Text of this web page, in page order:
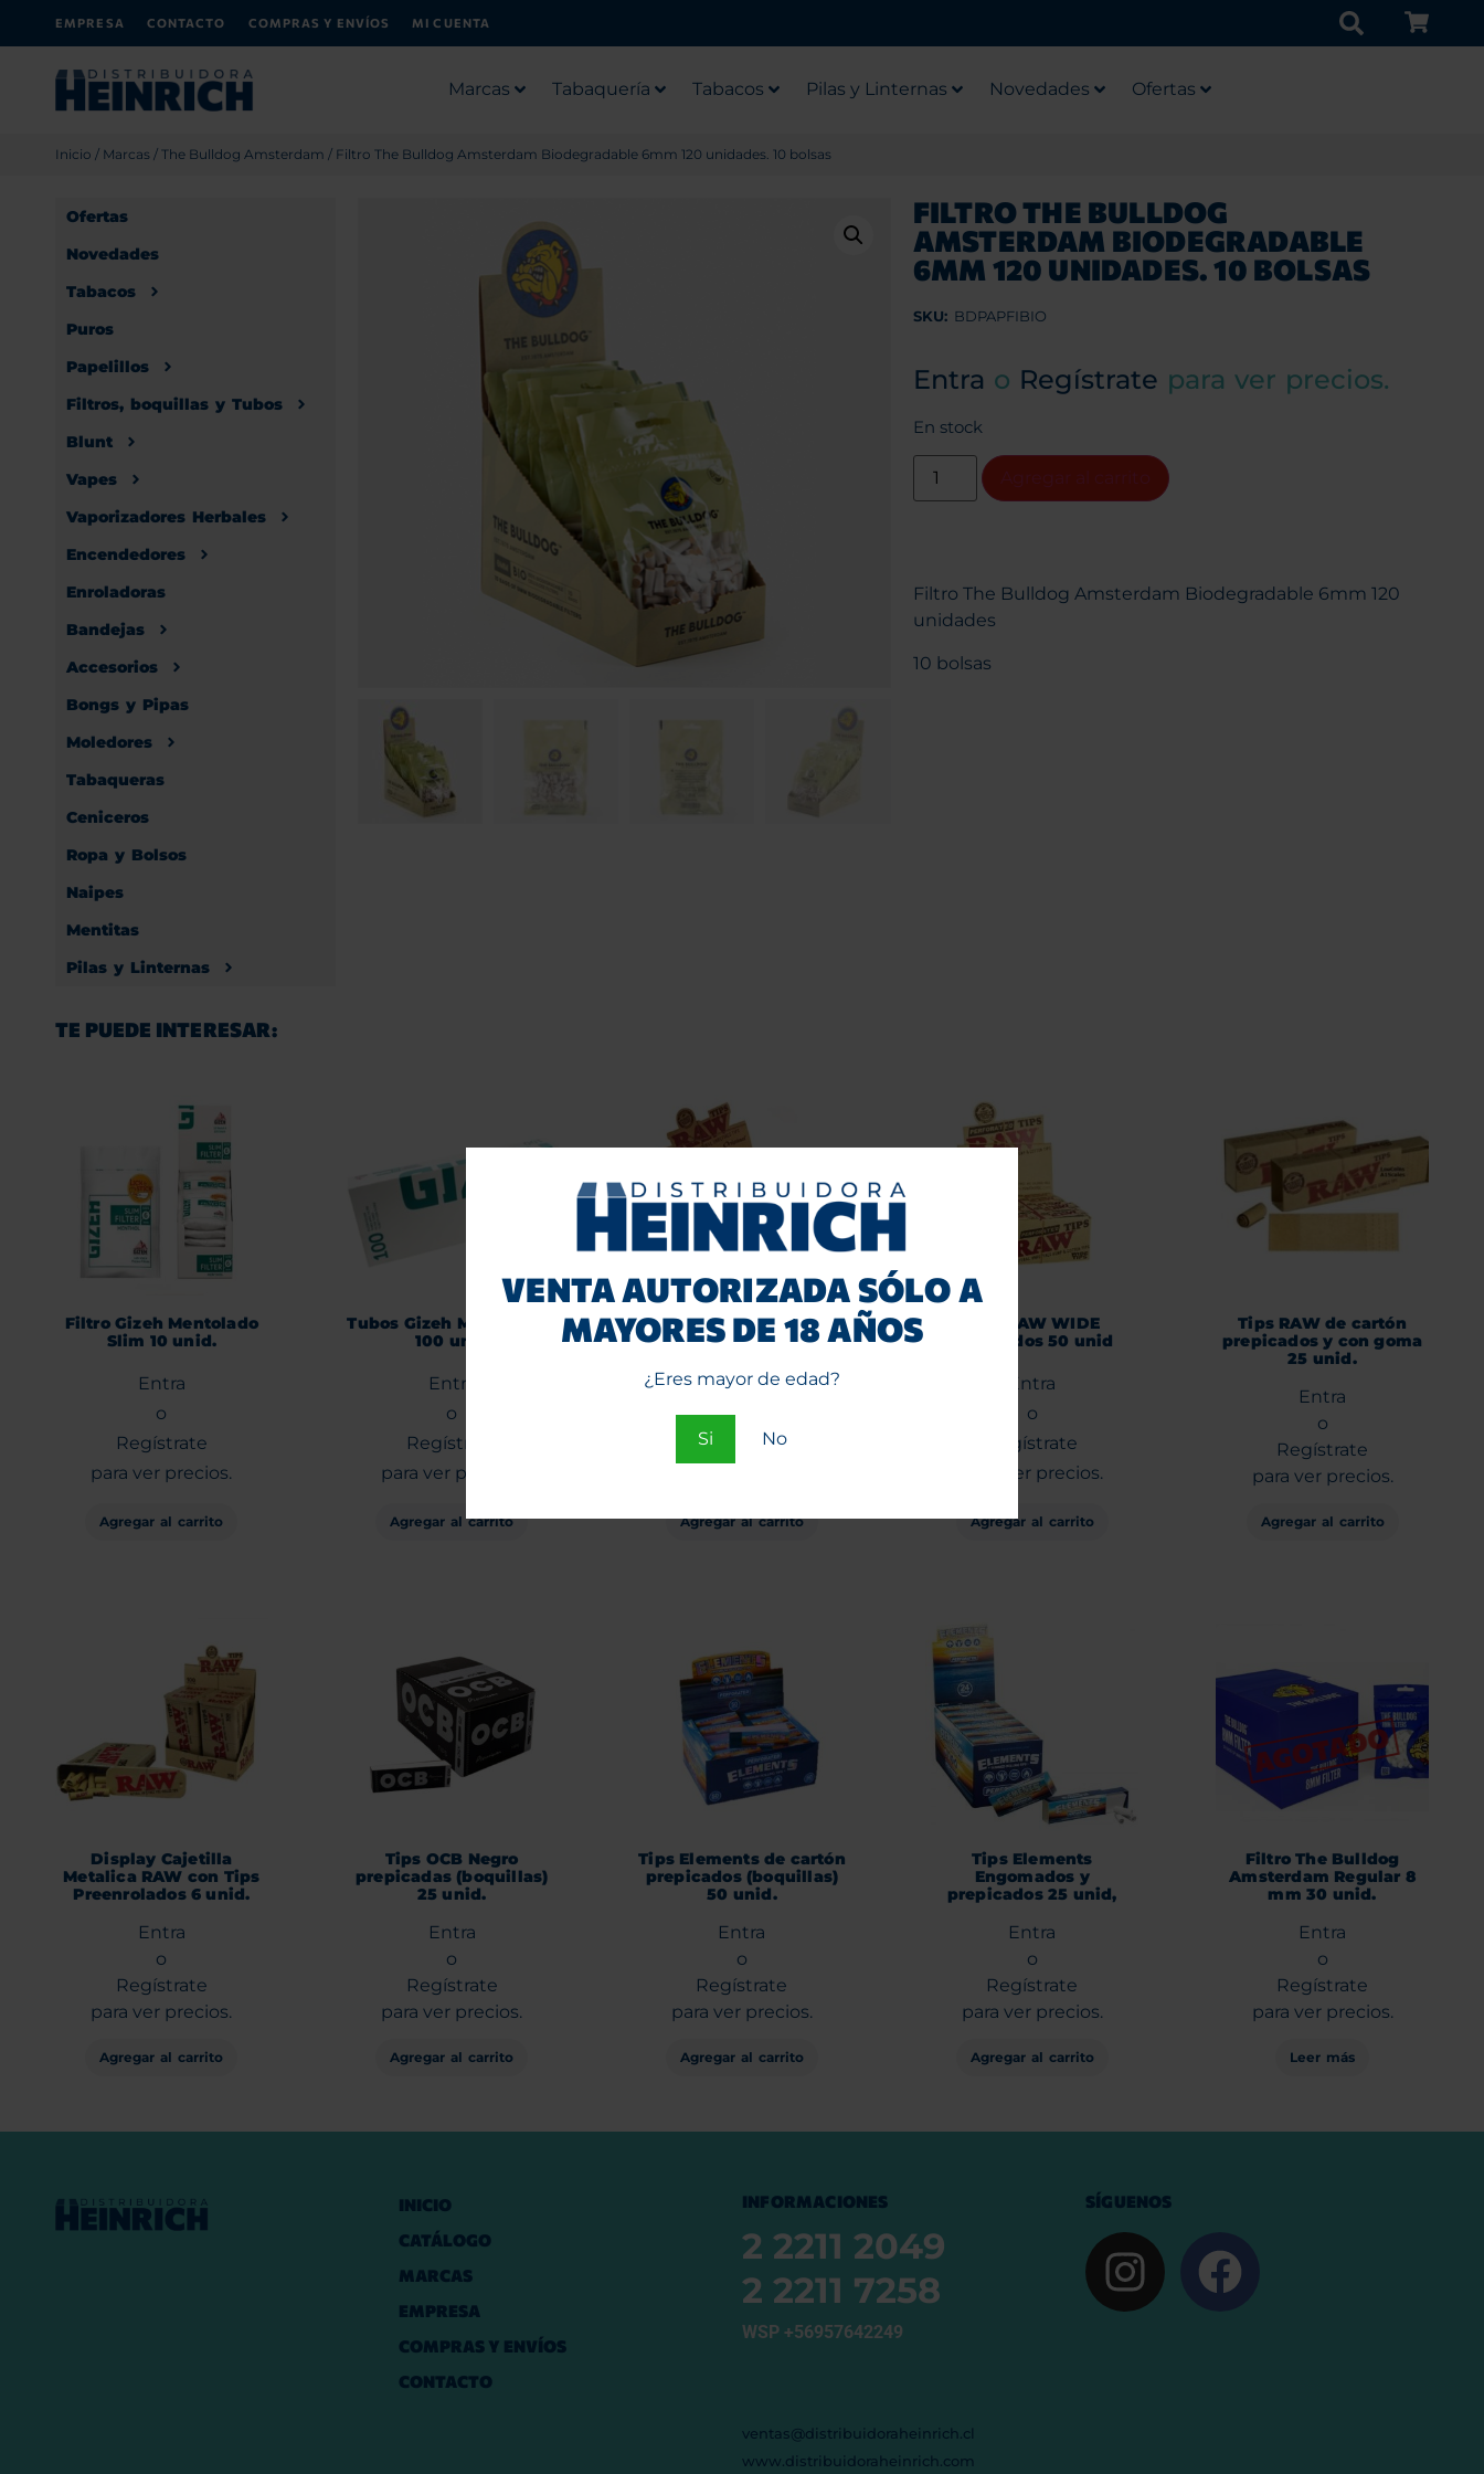
VENTA AUTORIZADA SÓLO A
MAYORES DE 18 AÑOS
¿Eres mayor de edad?
Si No
EMPRESA CONTACTO COMPRAS Y ENVÍOS MI CUENTA
Marcas Tabaquería Tabacos Pilas y Linternas Novedades Ofertas
Inicio / Marcas / The Bulldog Amsterdam / Filtro The Bulldog Amsterdam Biodegradable 6mm 120 unidades. 10 bolsas
Ofertas
Novedades
Tabacos
Puros
Papelillos
Filtros, boquillas y Tubos
Blunt
Vapes
Vaporizadores Herbales
Encendedores
Enroladoras
Bandejas
Accesorios
Bongs y Pipas
Moledores
Tabaqueras
Ceniceros
Ropa y Bolsos
Naipes
Mentitas
Pilas y Linternas
FILTRO THE BULLDOG
AMSTERDAM BIODEGRADABLE
6MM 120 UNIDADES. 10 BOLSAS
SKU: BDPAPFIBIO
Entra o Regístrate para ver precios.
En stock
Filtro The Bulldog Amsterdam Biodegradable 6mm 120
unidades
10 bolsas
TE PUEDE INTERESAR:
Filtro Gizeh Mentolado
Slim 10 unid.
Entra
o
Regístrate
para ver precios.
Agregar al carrito
Tubos Gizeh Mentolados
100 unid
Entra
o
Regístrate
para ver precios.
Agregar al carrito
Tips RAW Original de
cartón (boquillas) 50
Regístrate
Agregar al carrito
Tips RAW WIDE
perforados 50 unid
Entra
o
Regístrate
para ver precios.
Agregar al carrito
Tips RAW de cartón
prepicados y con goma
25 unid.
Entra
o
Regístrate
para ver precios.
Agregar al carrito
Display Cajetilla
Metalica RAW con Tips
Preenrolados 6 unid.
Entra
o
Regístrate
para ver precios.
Agregar al carrito
Tips OCB Negro
prepicadas (boquillas)
25 unid.
Entra
o
Regístrate
para ver precios.
Agregar al carrito
Tips Elements de cartón
prepicados (boquillas)
50 unid.
Entra
o
Regístrate
para ver precios.
Agregar al carrito
Tips Elements
Engomados y
prepicados 25 unid,
Entra
o
Regístrate
para ver precios.
Agregar al carrito
Filtro The Bulldog
Amsterdam Regular 8
mm 30 unid.
Entra
o
Regístrate
para ver precios.
Leer más
INICIO
CATÁLOGO
MARCAS
EMPRESA
COMPRAS Y ENVÍOS
CONTACTO
INFORMACIONES
2 2211 2049
2 2211 7258
WSP +56957642249
ventas@distribuidoraheinrich.cl
www.distribuidoraheinrich.com
SÍGUENOS